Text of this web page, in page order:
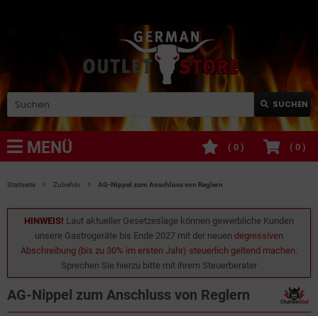
SUCHEN
MENÜ ( 0 )
( 0 )
Startseite Zubehör AG-Nippel zum Anschluss von Reglern
HINWEIS! Laut aktueller Gesetzeslage können gewerbliche Kunden
unsere Gastrogeräte bis Ende 2027 mit der neuen degressiven
Abschreibung (bis zu 30% im ersten Jahr) steuerlich geltend machen.
Sprechen Sie hierzu bitte mit ihrem Steuerberater
AG-Nippel zum Anschluss von Reglern